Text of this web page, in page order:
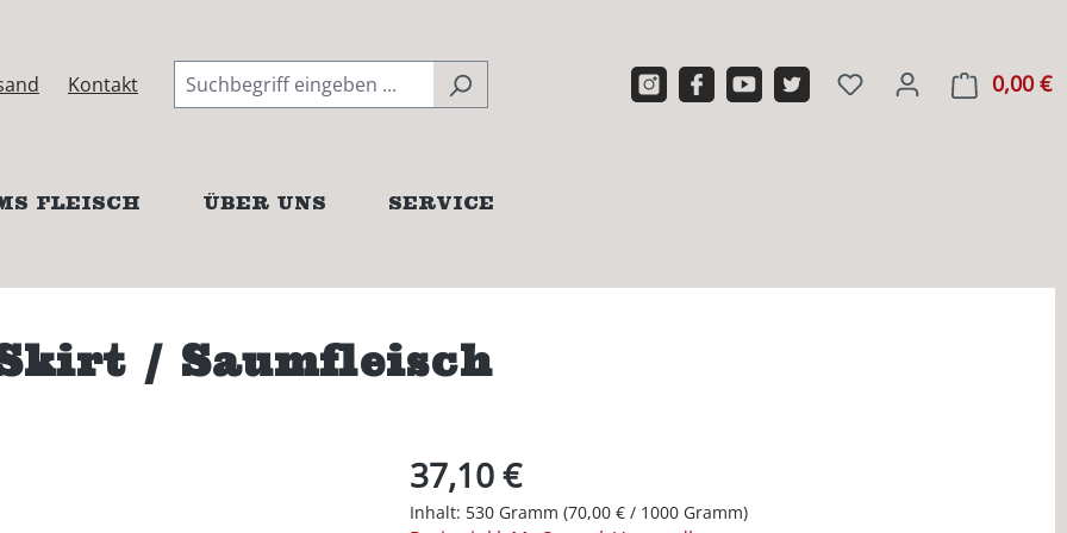
Kontakt 0,00 €
FLEISCH ÜBER UNS SERVICE
/ Saumfleisch
37,10 €
Inhalt: 530 Gramm(70,00 € / 1000 Gramm)